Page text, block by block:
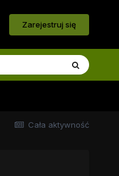
Zarejestruj się
Cała aktywność